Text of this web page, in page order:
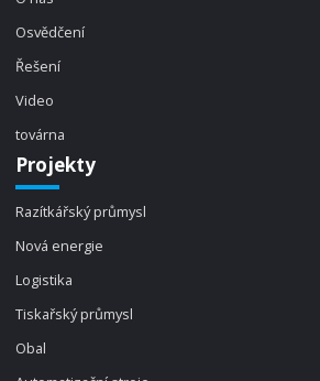
Osvědčení
Řešení
Video
továrna
Projekty
Razítkářský průmysl
Nová energie
Logistika
Tiskařský průmysl
Obal